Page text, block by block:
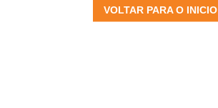
VOLTAR PARA O INICIO